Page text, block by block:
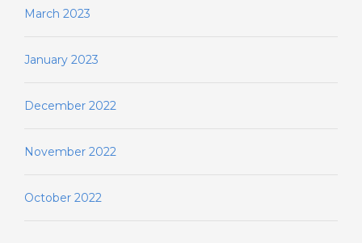
March 2023
January 2023
December 2022
November 2022
October 2022